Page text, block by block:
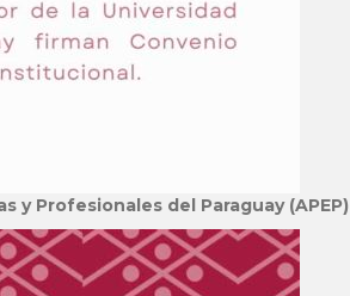
y Profesionales del Paraguay (APEP)